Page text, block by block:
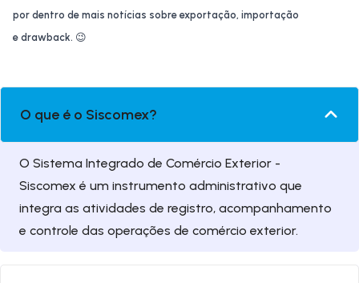
por dentro de mais notícias sobre exportação, importação
e drawback. 😉
O que é o Siscomex?
O Sistema Integrado de Comércio Exterior -
Siscomex é um instrumento administrativo que
integra as atividades de registro, acompanhamento
e controle das operações de comércio exterior.